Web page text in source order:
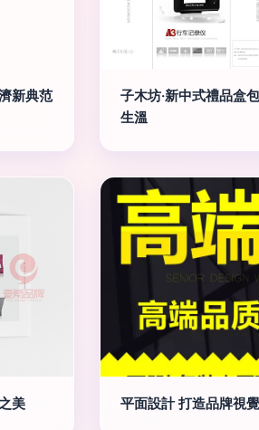
新典范
子木坊·新中式禮品盒
生溫
美 平面設計 打造品牌視